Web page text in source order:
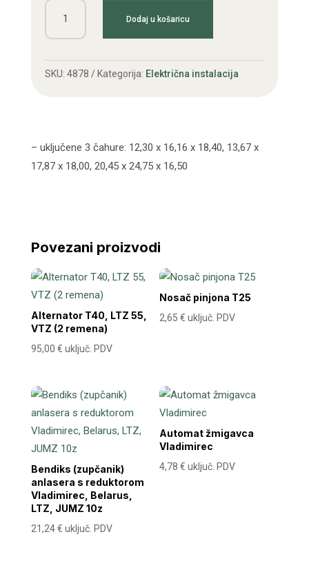
Gar.čahura
anlasera
količina
Dodaj u košaricu
SKU: 4878 Kategorija: Električna instalacija
– uključene 3 čahure: 12,30 x 16,16 x 18,40, 13,67 x
17,87 x 18,00, 20,45 x 24,75 x 16,50
Povezani proizvodi
Alternator T40, LTZ 55,
VTZ (2 remena)
95,00 € uključ. PDV
Nosač pinjona T25
2,65€ uključ. PDV
Bendiks (zupčanik)
anlasera s reduktorom
Vladimirec, Belarus,
LTZ, JUMZ 10z
21,24€ uključ. PDV
Automat žmigavca
Vladimirec
4,78€ uključ. PDV